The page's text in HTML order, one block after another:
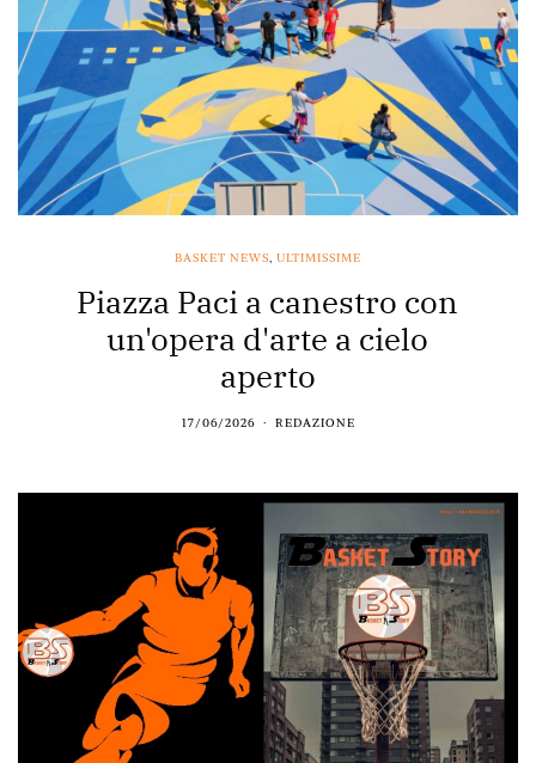
BASKET NEWS ULTIMISSIME
Piazza Paci a canestro con
un'opera d'arte a cielo
aperto
17/06/2026 REDAZIONE